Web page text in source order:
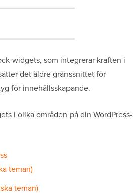
widgets, som integrerar kraften i
det äldre gränssnittet för
för innehållsskapande.
i olika områden på din WordPress-
teman)
teman)